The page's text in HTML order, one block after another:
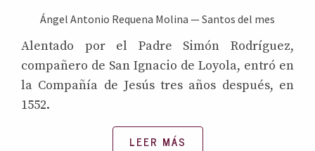
Ángel Antonio Requena Molina —Santos del mes
Alentado por el Padre Simón Rodríguez,
compañero de San Ignacio de Loyola, entró en
la Compañía de Jesús tres años después, en
1552.
LEER MÁS